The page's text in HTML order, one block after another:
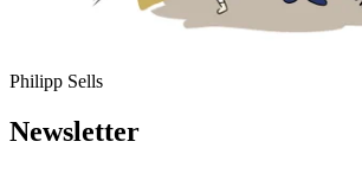
Philipp Sells
Newsletter